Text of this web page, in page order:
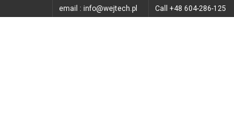
email : info@wejtech.pl Call +48 604-286-125